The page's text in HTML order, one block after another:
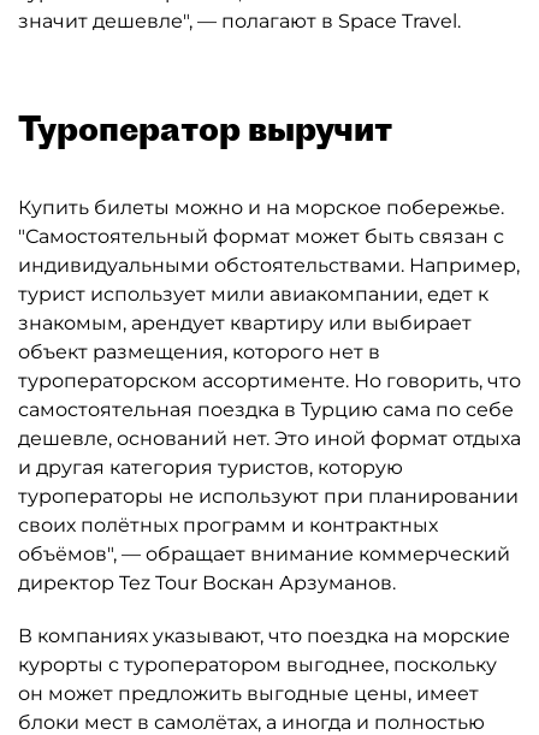
значит дешевле", — полагают в Space Travel.
Туроператор выручит
Купить билеты можно и на морское побережье.
"Самостоятельный формат может быть связан с
индивидуальными обстоятельствами. Например,
турист использует мили авиакомпании, едет к
знакомым, арендует квартиру или выбирает
объект размещения, которого нет в
туроператорском ассортименте. Но говорить, что
самостоятельная поездка в Турцию сама по себе
дешевле, оснований нет. Это иной формат отдыха
и другая категория туристов, которую
туроператоры не используют при планировании
своих полётных программ и контрактных
объёмов", — обращает внимание коммерческий
директор Tez Tour Воскан Арзуманов.
В компаниях указывают, что поездка на морские
курорты с туроператором выгоднее, поскольку
он может предложить выгодные цены, имеет
блоки мест в самолётах, а иногда и полностью